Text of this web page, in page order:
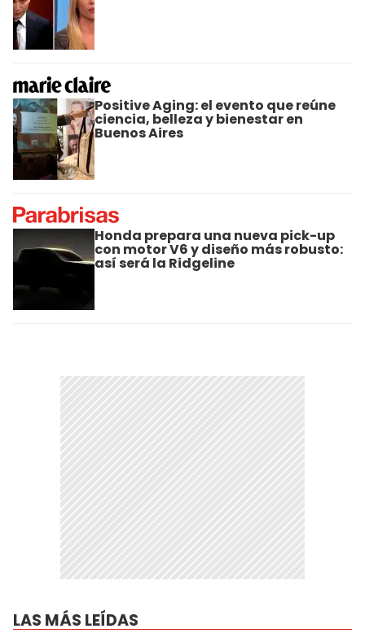
Positive Aging: el evento que reúne
ciencia, belleza y bienestar en
Buenos Aires
Honda prepara una nueva pick-up
con motor V6 y diseño más robusto:
así será la Ridgeline
LAS MÁS LEÍDAS